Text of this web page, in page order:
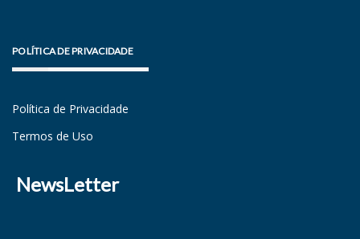
POLÍTICA DE PRIVACIDADE
Política de Privacidade
Termos de Uso
NewsLetter